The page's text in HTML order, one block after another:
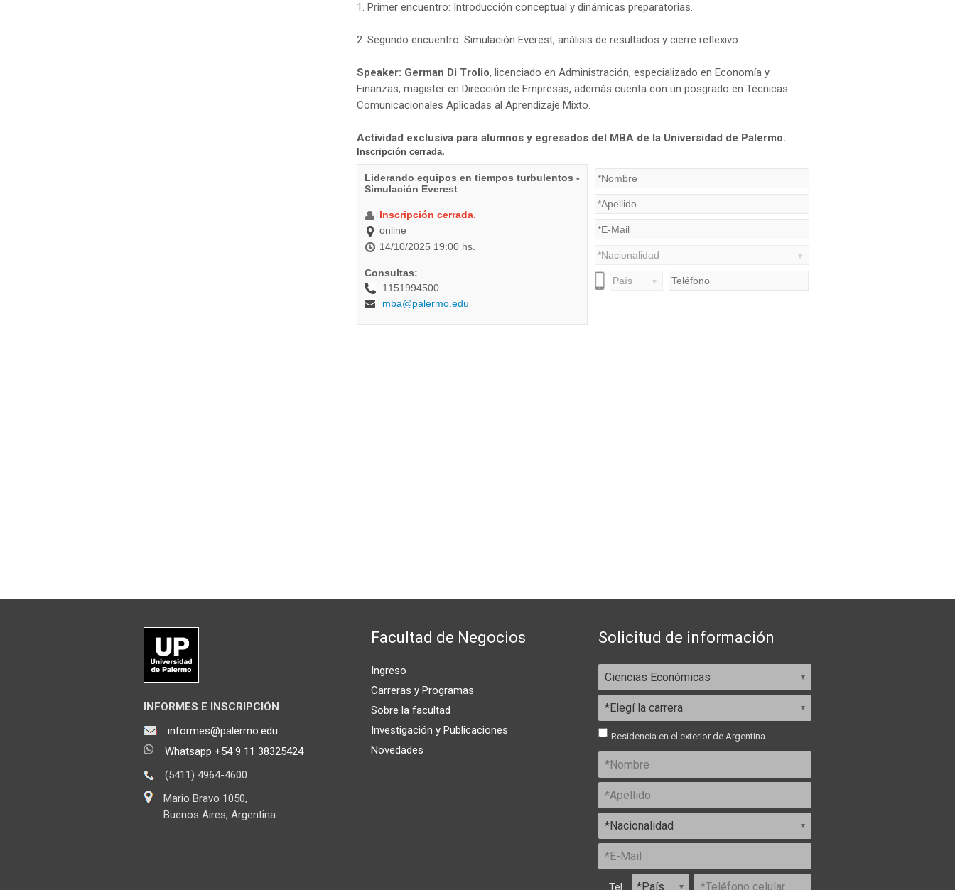
1. Primer encuentro: Introducción conceptual y dinámicas preparatorias.
2. Segundo encuentro: Simulación Everest, análisis de resultados y cierre reflexivo.
Speaker: German Di Trolio, licenciado en Administración, especializado en Economía y
Finanzas, magister en Dirección de Empresas, además cuenta con un posgrado en Técnicas
Comunicacionales Aplicadas al Aprendizaje Mixto.
Actividad exclusiva para alumnos y egresados del MBA de la Universidad de Palermo.
INFORMES E INSCRIPCIÓN
informes@palermo.edu
Whatsapp +54 9 11 38325424
(5411) 4964-4600
Mario Bravo 1050,
Buenos Aires, Argentina
Facultad de Negocios
Ingreso
Carreras y Programas
Sobre la facultad
Investigación y Publicaciones
Novedades
Solicitud de información
Residencia en el exterior de Argentina
Tel.